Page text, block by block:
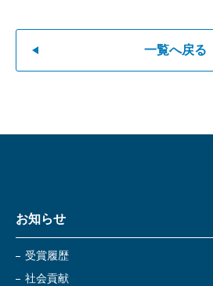
一覧へ戻る
お知らせ
受賞履歴
社会貢献